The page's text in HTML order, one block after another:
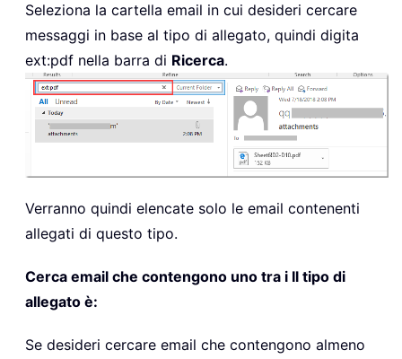
Seleziona la cartella email in cui desideri cercare
messaggi in base al tipo di allegato, quindi digita
ext:pdf nella barra di Ricerca.
Verranno quindi elencate solo le email contenenti
allegati di questo tipo.
Cerca email che contengono uno tra i Il tipo di
allegato è:
Se desideri cercare email che contengono almeno